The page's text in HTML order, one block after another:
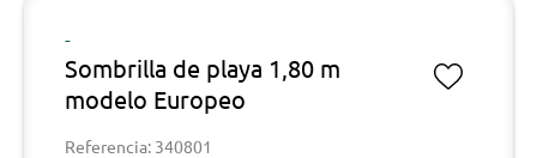
-
Sombrilla de playa 1,80 m
modelo Europeo
Referencia: 340801